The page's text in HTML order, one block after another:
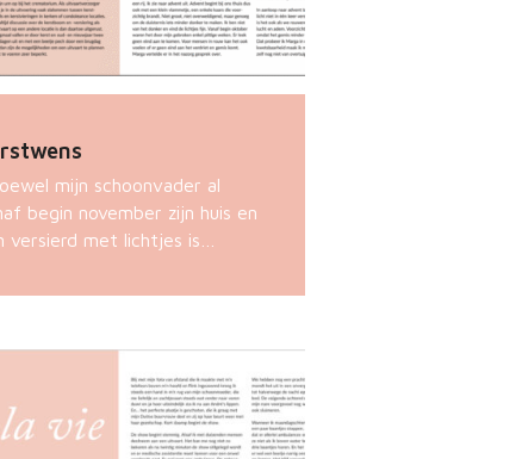
mijn schoonvader al
begin november zijn huis en
versierd met lichtjes is…